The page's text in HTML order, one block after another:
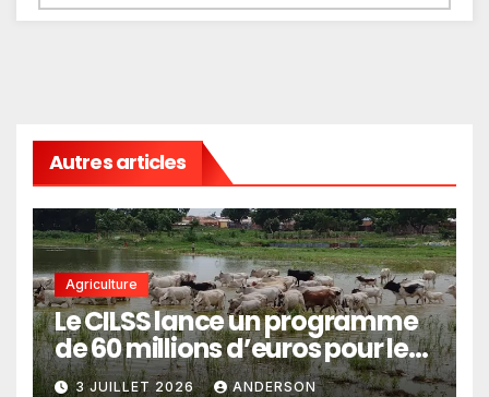
Autres articles
Agriculture
Le CILSS lance un programme
de 60 millions d’euros pour le
pastoralisme
3 JUILLET 2026 ANDERSON